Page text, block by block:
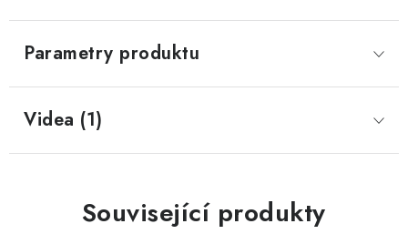
Parametry produktu
Videa (1)
Související produkty